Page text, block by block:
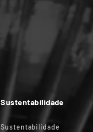
Sustentabilidade
Sustentabilidade